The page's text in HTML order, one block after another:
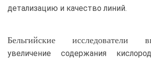
детализацию и качество линий.
Бельгийские исследователи
увеличение содержания